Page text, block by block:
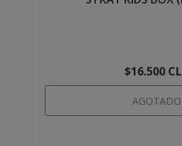
$16.500
AGOTADO